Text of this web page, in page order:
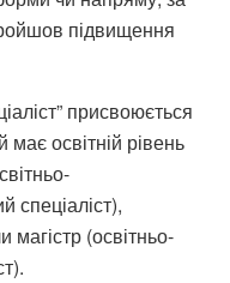
підвищення
присвоюється
має освітній рівень
спеціаліст),
(освітньо-